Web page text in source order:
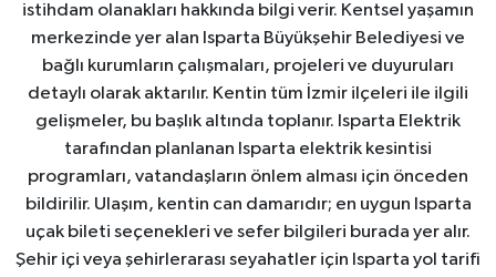
istihdam olanakları hakkında bilgi verir. Kentsel yaşamın
merkezinde yer alan Isparta Büyükşehir Belediyesi ve
bağlı kurumların çalışmaları, projeleri ve duyuruları
detaylı olarak aktarılır. Kentin tüm İzmir ilçeleri ile ilgili
gelişmeler, bu başlık altında toplanır. Isparta Elektrik
tarafından planlanan Isparta elektrik kesintisi
programları, vatandaşların önlem alması için önceden
bildirilir. Ulaşım, kentin can damarıdır; en uygun Isparta
uçak bileti seçenekleri ve sefer bilgileri burada yer alır.
Şehir içi veya şehirlerarası seyahatler için Isparta yol tarifi